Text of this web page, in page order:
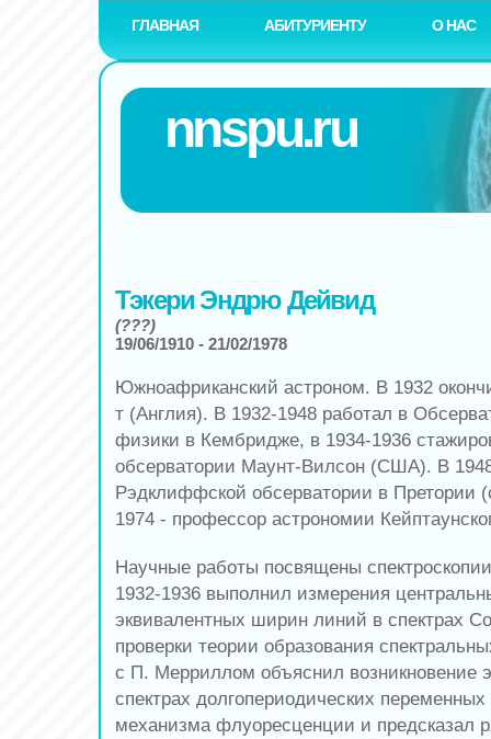
ГЛАВНАЯ АБИТУРИЕНТУ О НАС
nnspu.ru
Тэкери Эндрю Дейвид
(???)
19/06/1910 - 21/02/1978
Южноафриканский астроном. В 1932
т (Англия). В 1932-1948 работал в
физики в Кембридже, в 1934-1936
обсерватории Маунт-Вилсон (США). В
Рэдклиффской обсерватории в Претории
1974 - профессор астрономии
Научные работы посвящены
1932-1936 выполнил измерения
эквивалентных ширин линий в спектрах
проверки теории образования
с П. Мерриллом объяснил возникновение
спектрах долгопериодических
механизма флуоресценции и предсказал